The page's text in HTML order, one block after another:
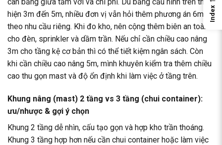
hiện 3m đến 5m, nhiều đơn vị vẫn hỏi thêm phương án 6m
theo nhu cầu riêng. Khi đo kho, nên cộng thêm biên an toàn
cho đèn, sprinkler và dầm trần. Nếu chỉ cần chiều cao nâng
3m cho tầng kệ cơ bản thì có thể tiết kiệm ngân sách. Còn
khi cần chiều cao nâng 5m, mình khuyên kiểm tra thêm chiều
cao thu gọn mast và độ ổn định khi làm việc ở tầng trên.
Khung nâng (mast) 2 tầng vs 3 tầng (chui container):
ưu/nhược & gợi ý chọn
Khung 2 tầng dễ nhìn, cấu tạo gọn và hợp kho trần thoáng.
Khung 3 tầng hợp hơn nếu cần chui container hoặc làm việc
Index